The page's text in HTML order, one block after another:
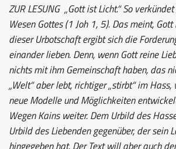
ZUR LESUNG„Gott ist Licht.“ So
Wesen Gottes (1 Joh 1, 5). Das meint,
dieser Urbotschaft ergibt sich die
einander lieben. Denn, wenn Gott reine
nichts mit ihm Gemeinschaft haben, das
„Welt“ aber lebt, richtiger „stirbt“ im
neue Modelle und Möglichkeiten
Wegen Kains weiter. Dem Urbild des
Urbild des Liebenden gegenüber, der sein